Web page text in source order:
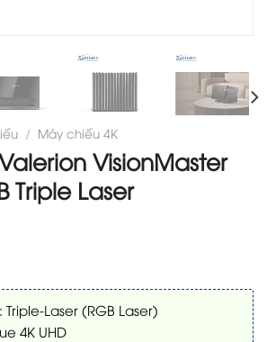
/ Máy chiếu 4K
VisionMaster
Triple Laser
Laser (RGB Laser)
4K UHD